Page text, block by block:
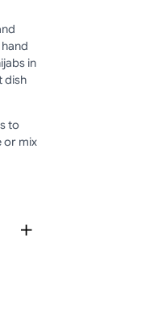
in
dish
to
or mix